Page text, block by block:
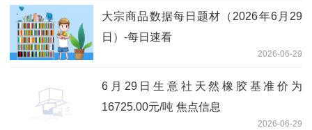
大宗商品数据每日题材（2026年6月29
日）​-每日速看
2026-06-29
6月29日生意社天然橡胶基准价为
16725.00元/吨 焦点信息
2026-06-29